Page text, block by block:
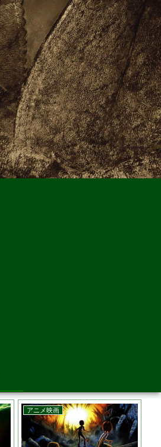
洋画